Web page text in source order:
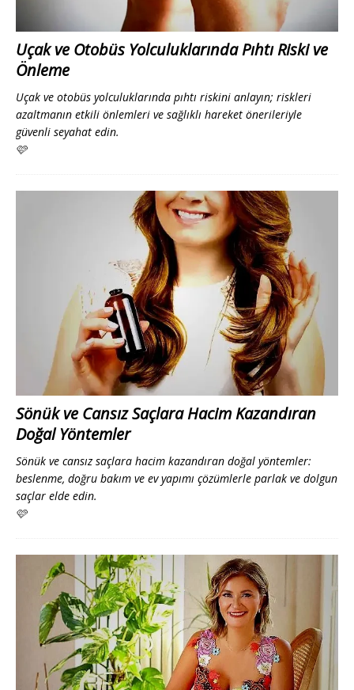
Uçak ve Otobüs Yolculuklarında Pıhtı Riski ve
Önleme
Uçak ve otobüs yolculuklarında pıhtı riskini anlayın; riskleri
azaltmanın etkili önlemleri ve sağlıklı hareket önerileriyle
güvenli seyahat edin.
🩷
Sönük ve Cansız Saçlara Hacim Kazandıran
Doğal Yöntemler
Sönük ve cansız saçlara hacim kazandıran doğal yöntemler:
beslenme, doğru bakım ve ev yapımı çözümlerle parlak ve dolgun
saçlar elde edin.
🩷